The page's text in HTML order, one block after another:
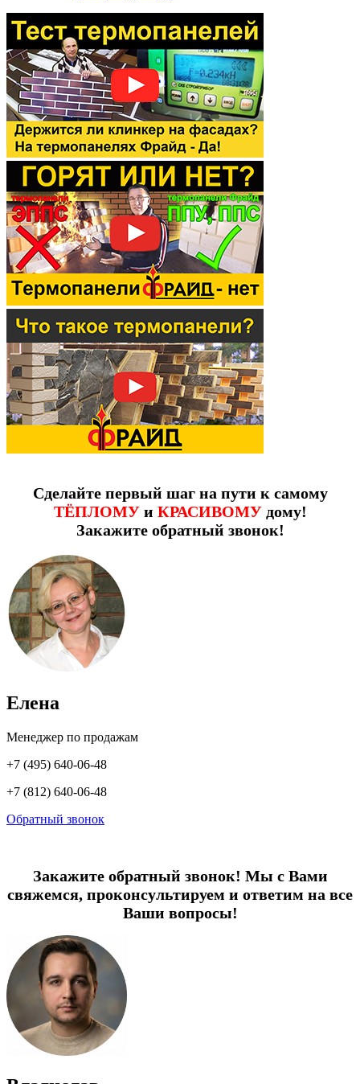
Сделайте первый шаг на пути к самому
ТЁПЛОМУи КРАСИВОМУдому!
Закажите обратный звонок!
Елена
Менеджер по продажам
+7 (495) 640-06-48
+7 (812) 640-06-48
Обратный звонок
Закажите обратный звонок! Мы с Вами
свяжемся, проконсультируем и ответим на все
Ваши вопросы!